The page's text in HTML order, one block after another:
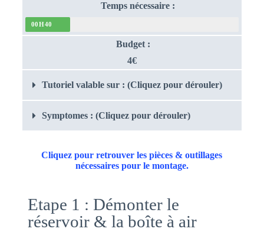
Temps nécessaire :
00H40
Budget :
4€
Tutoriel valable sur : (Cliquez pour dérouler)
Symptomes : (Cliquez pour dérouler)
Cliquez pour retrouver les pièces & outillages
nécessaires pour le montage.
Etape 1 : Démonter le
réservoir & la boîte à air